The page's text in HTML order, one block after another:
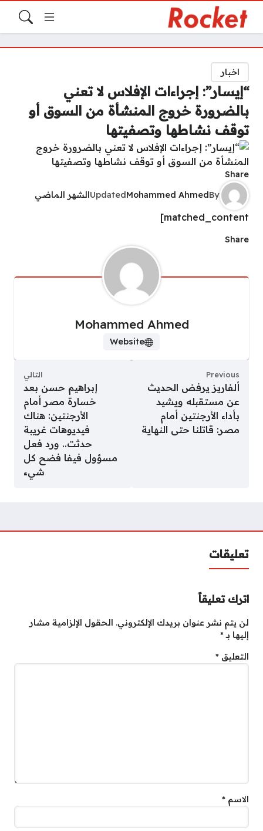
اخبار
“إيسار”: إجراءات الإفلاس لا تعني
بالضرورة خروج المنشأة من السوق أو
توقف نشاطها وتصفيتها
Share
By
Mohammed Ahmed
Updated الشهر الماضي
matched_content]
Share
Mohammed Ahmed
Website
Previous
ألفاريز يرفض الحديث
عن مستقبله ويشيد
بأداء الأرجنتين أمام
مصر: قاتلنا حتى النهاية
التالي
إبراهيم حسن بعد
خسارة مصر أمام
الأرجنتين: هناك
فيديوهات غريبة
حدثت.. ورد فعل
مسؤول فيفا فضح كل
شيء
تعليقات
اترك تعليقاً
لن يتم نشر عنوان بريدك الإلكتروني. الحقول الإلزامية مشار
إليها بـ*
التعليق *
الاسم *